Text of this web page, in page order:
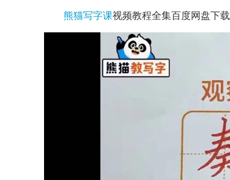
熊猫写字课视频教程全集百度网盘下载